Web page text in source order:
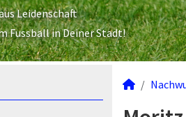
Leidenschaft
Fussball in Deiner Stadt!